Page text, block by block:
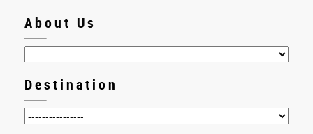
About Us
Destination